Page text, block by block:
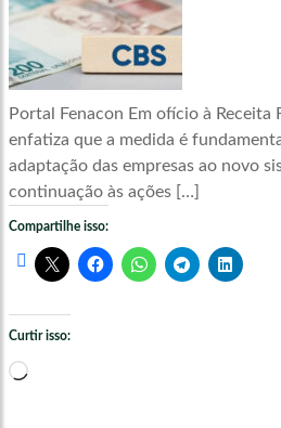
Portal Fenacon Em ofício à Receita
enfatiza que a medida é
adaptação das empresas ao novo
continuação às ações […]
Compartilhe isso:
Curtir isso:
Carregando...